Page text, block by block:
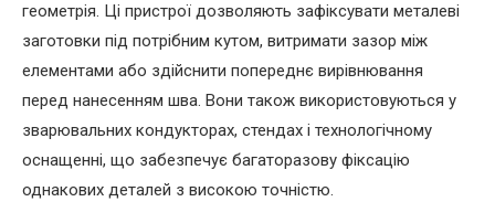
геометрія. Ці пристрої дозволяють зафіксувати металеві
заготовки під потрібним кутом, витримати зазор між
елементами або здійснити попереднє вирівнювання
перед нанесенням шва. Вони також використовуються у
зварювальних кондукторах, стендах і технологічному
оснащенні, що забезпечує багаторазову фіксацію
однакових деталей з високою точністю.